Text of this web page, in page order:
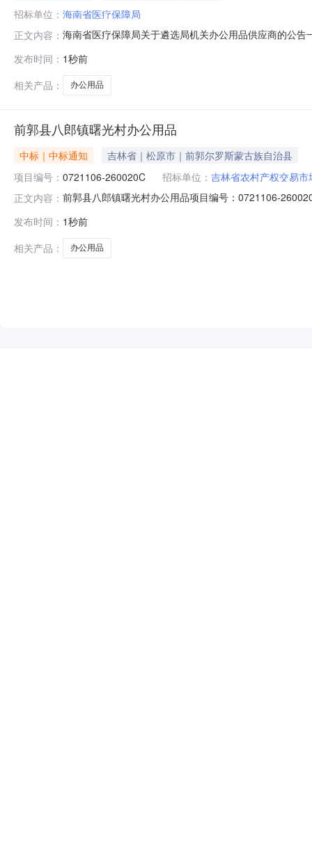
招标单位： 海南省医疗保障局
正文内容： 海南省医疗保障局关于遴选局机关办公用品供应商的公
后以市场价供应其它办公用品。期间如存在价格虚高、
担民事责任的能力。需提供有效的“统一社会信用代
发布时间： 1秒前
相关产品：
办公用品
前郭县八郎镇曙光村办公用品
中标｜中标通知
吉林省｜松原市｜前郭尔罗斯蒙古族自治县
项目编号： 0721106-260020C 招标单位： 吉林省农村产权交易市
正文内容： 前郭县八郎镇曙光村办公用品项目编号：0721106-
罗斯蒙古族自治县八郎镇曙光村股份经济合作社采购人
发布时间： 1秒前
相关产品：
办公用品